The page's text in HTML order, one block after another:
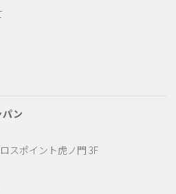
パン
スポイント虎ノ門 3F